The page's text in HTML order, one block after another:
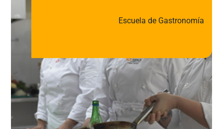
Escuela de Gastronomía